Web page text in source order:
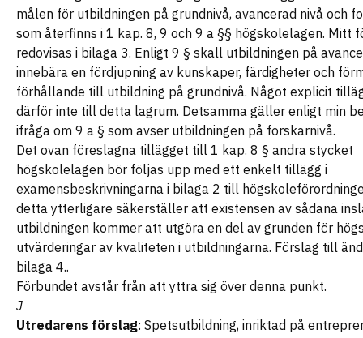
målen för utbildningen på grundnivå, avancerad nivå och
som återfinns i 1 kap. 8, 9 och 9 a §§ högskolelagen. Mitt
redovisas i bilaga 3. Enligt 9 § skall utbildningen på
innebära en fördjupning av kunskaper, färdigheter och
förhållande till utbildning på grundnivå. Något explicit
därför inte till detta lagrum. Detsamma gäller enligt min
ifråga om 9 a § som avser utbildningen på forskarnivå.
Det ovan föreslagna tillägget till 1 kap. 8 § andra stycket
högskolelagen bör följas upp med ett enkelt tillägg i
examensbeskrivningarna i bilaga 2 till
detta ytterligare säkerställer att existensen av sådana
utbildningen kommer att utgöra en del av grunden för
utvärderingar av kvaliteten i utbildningarna. Förslag till
bilaga 4..
Förbundet avstår från att yttra sig över denna punkt.
J
Utredarens förslag: Spetsutbildning, inriktad på